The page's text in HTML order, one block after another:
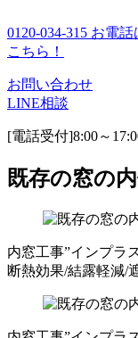
0120-034-315 お電話
こちら！
お問い合わせ
LINE相談
[電話受付]8:00～
既存の窓の
内窓工事”インプラ
断熱効果/結露軽減/